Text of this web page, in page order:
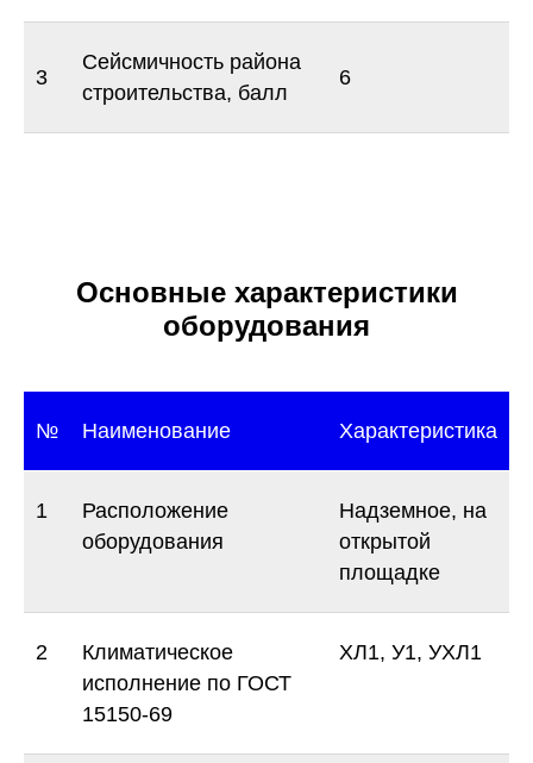
3
Сейсмичность района
строительства, балл
6
Основные характеристики
оборудования
№ Наименование Характеристика
1
Расположение
оборудования
Надземное, на
открытой
площадке
2
Климатическое
исполнение по ГОСТ
15150-69
ХЛ1, У1, УХЛ1